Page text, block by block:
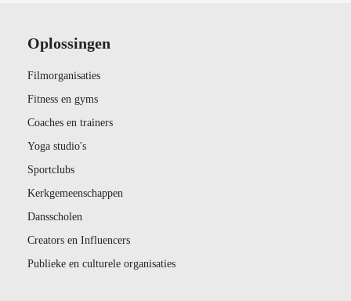
Oplossingen
Filmorganisaties
Fitness en gyms
Coaches en trainers
Yoga studio's
Sportclubs
Kerkgemeenschappen
Dansscholen
Creators en Influencers
Publieke en culturele organisaties